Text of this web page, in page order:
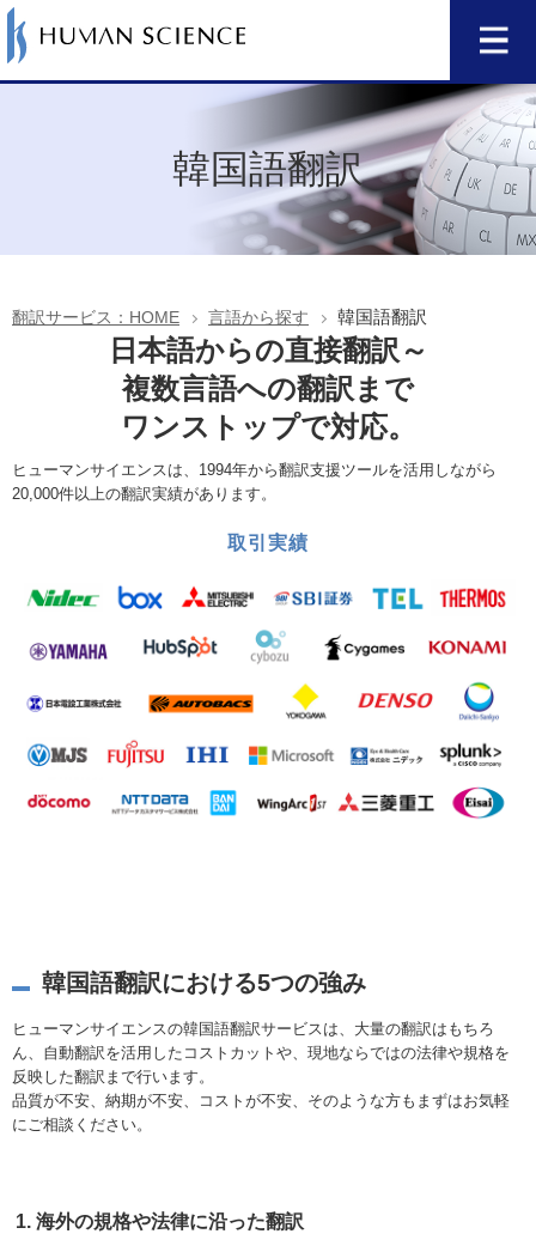
韓国語翻訳
翻訳サービス：HOME 言語から探す 韓国語翻訳
日本語からの直接翻訳～
複数言語への翻訳まで
ワンストップで対応。
ヒューマンサイエンスは、1994年から翻訳支援ツールを活用しながら
20,000件以上の翻訳実績があります。
取引実績
韓国語翻訳における5つの強み
ヒューマンサイエンスの韓国語翻訳サービスは、大量の翻訳はもちろ
ん、自動翻訳を活用したコストカットや、現地ならではの法律や規格を
反映した翻訳まで行います。
品質が不安、納期が不安、コストが不安、そのような方もまずはお気軽
にご相談ください。
1. 海外の規格や法律に沿った翻訳